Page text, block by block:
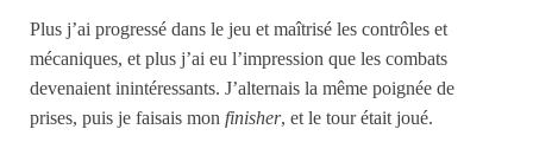
Plus j’ai progressé dans le jeu et maîtrisé les contrôles et
mécaniques, et plus j’ai eu l’impression que les combats
devenaient inintéressants. J’alternais la même poignée de
prises, puis je faisais mon finisher, et le tour était joué.